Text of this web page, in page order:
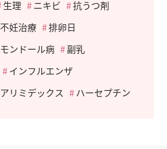
生理 ニキビ
抗うつ剤
不妊治療
排卵日
モンドール病
副乳
インフルエンザ
アリミデックス ハーセプチン